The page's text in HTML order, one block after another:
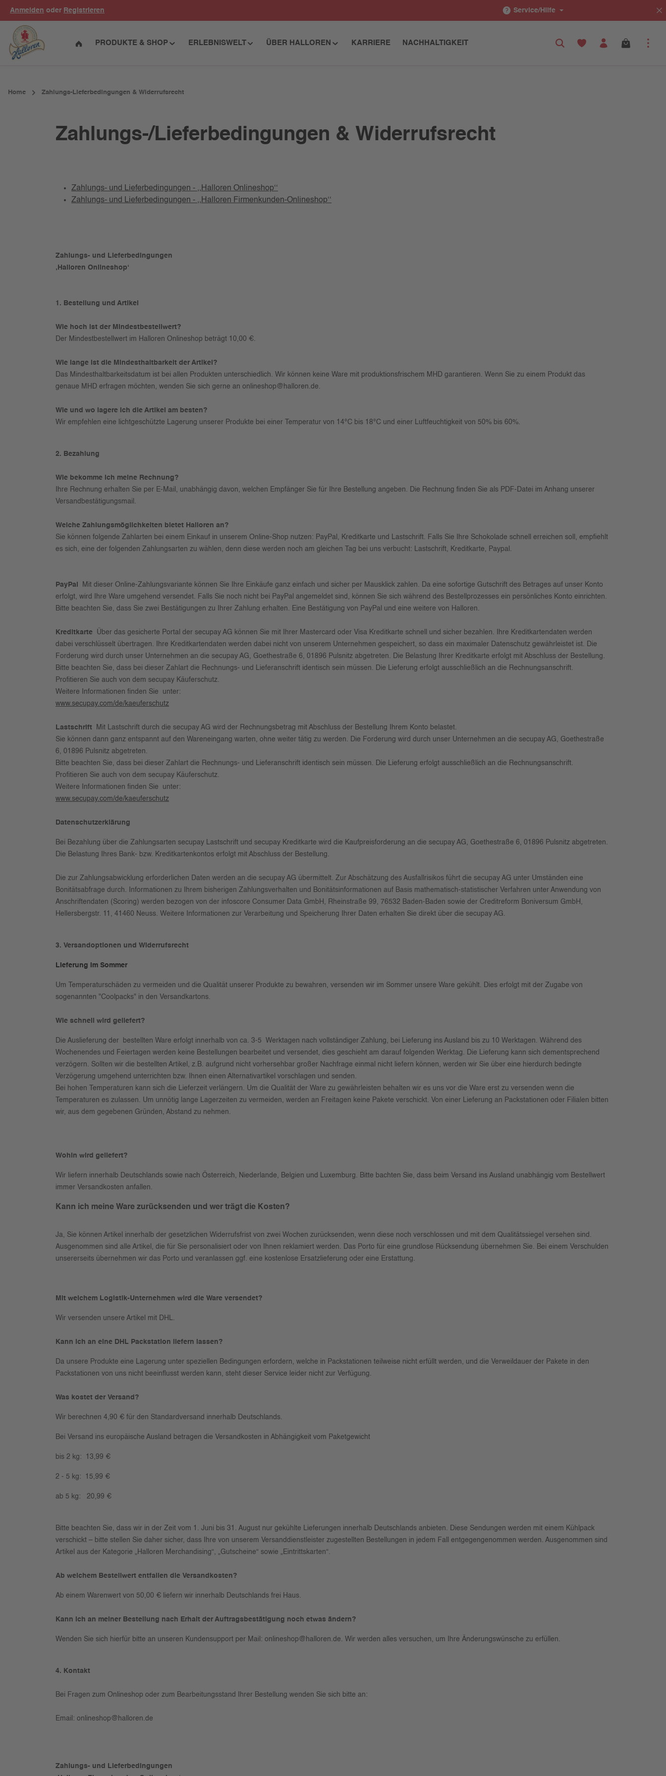
Hauptinhalt springen
Zur Hauptnavigation springen
Anmelden oder Registrieren Service/Hilfe
PRODUKTE & SHOP ERLEBNISWELT ÜBER HALLOREN KARRIERE NACHHALTIGKEIT
Home Zahlungs-Lieferbedingungen & Widerrufsrecht
Zahlungs-/Lieferbedingungen & Widerrufsrecht
Zahlungs- und Lieferbedingungen - ‚‚Halloren Onlineshop‘‘
Zahlungs- und Lieferbedingungen - ‚‚Halloren Firmenkunden-Onlineshop‘‘
Zahlungs- und Lieferbedingungen
‚Halloren Onlineshop‘
1. Bestellung und Artikel
Wie hoch ist der Mindestbestellwert?
Der Mindestbestellwert im Halloren Onlineshop beträgt 10,00 €.
Wie lange ist die Mindesthaltbarkeit der Artikel?
Das Mindesthaltbarkeitsdatum ist bei allen Produkten unterschiedlich. Wir können keine Ware mit produktionsfrischem MHD garantieren. Wenn Sie zu einem Produkt das
genaue MHD erfragen möchten, wenden Sie sich gerne an onlineshop@halloren.de.
Wie und wo lagere ich die Artikel am besten?
Wir empfehlen eine lichtgeschützte Lagerung unserer Produkte bei einer Temperatur von 14°C bis 18°C und einer Luftfeuchtigkeit von 50% bis 60%.
2. Bezahlung
Wie bekomme ich meine Rechnung?
Ihre Rechnung erhalten Sie per E-Mail, unabhängig davon, welchen Empfänger Sie für Ihre Bestellung angeben. Die Rechnung finden Sie als PDF-Datei im Anhang unserer
Versandbestätigungsmail.
Welche Zahlungsmöglichkeiten bietet Halloren an?
Sie können folgende Zahlarten bei einem Einkauf in unserem Online-Shop nutzen: PayPal, Kreditkarte und Lastschrift. Falls Sie Ihre Schokolade schnell erreichen soll, empfiehlt
es sich, eine der folgenden Zahlungsarten zu wählen, denn diese werden noch am gleichen Tag bei uns verbucht: Lastschrift, Kreditkarte, Paypal.
PayPal
Mit dieser Online-Zahlungsvariante können Sie Ihre Einkäufe ganz einfach und sicher per Mausklick zahlen. Da eine sofortige Gutschrift des Betrages auf unser Konto
erfolgt, wird Ihre Ware umgehend versendet. Falls Sie noch nicht bei PayPal angemeldet sind, können Sie sich während des Bestellprozesses ein persönliches Konto einrichten.
Bitte beachten Sie, dass Sie zwei Bestätigungen zu Ihrer Zahlung erhalten. Eine Bestätigung von PayPal und eine weitere von Halloren.
Kreditkarte Über das gesicherte Portal der secupay AG können Sie mit Ihrer Mastercard oder Visa Kreditkarte schnell und sicher bezahlen. Ihre Kreditkartendaten werden
dabei verschlüsselt übertragen. Ihre Kreditkartendaten werden dabei nicht von unserem Unternehmen gespeichert, so dass ein maximaler Datenschutz gewährleistet ist. Die
Forderung wird durch unser Unternehmen an die secupay AG, Goethestraße 6, 01896 Pulsnitz abgetreten. Die Belastung Ihrer Kreditkarte erfolgt mit Abschluss der Bestellung.
Bitte beachten Sie, dass bei dieser Zahlart die Rechnungs- und Lieferanschrift identisch sein müssen. Die Lieferung erfolgt ausschließlich an die Rechnungsanschrift.
Proﬁtieren Sie auch von dem secupay Käuferschutz.
Weitere Informationen ﬁnden Sie unter:
www.secupay.com/de/kaeuferschutz
Lastschrift
Mit Lastschrift durch die secupay AG wird der Rechnungsbetrag mit Abschluss der Bestellung Ihrem Konto belastet.
Sie können dann ganz entspannt auf den Wareneingang warten, ohne weiter tätig zu werden. Die Forderung wird durch unser Unternehmen an die secupay AG, Goethestraße
6, 01896 Pulsnitz abgetreten.
Bitte beachten Sie, dass bei dieser Zahlart die Rechnungs- und Lieferanschrift identisch sein müssen. Die Lieferung erfolgt ausschließlich an die Rechnungsanschrift.
Proﬁtieren Sie auch von dem secupay Käuferschutz.
Weitere Informationen ﬁnden Sie unter:
www.secupay.com/de/kaeuferschutz
Datenschutzerklärung
Bei Bezahlung über die Zahlungsarten secupay Lastschrift und secupay Kreditkarte wird die Kaufpreisforderung an die secupay AG, Goethestraße 6, 01896 Pulsnitz abgetreten.
Die Belastung Ihres Bank- bzw. Kreditkartenkontos erfolgt mit Abschluss der Bestellung.
Die zur Zahlungsabwicklung erforderlichen Daten werden an die secupay AG übermittelt. Zur Abschätzung des Ausfallrisikos führt die secupay AG unter Umständen eine
Bonitätsabfrage durch. Informationen zu Ihrem bisherigen Zahlungsverhalten und Bonitätsinformationen auf Basis mathematisch-statistischer Verfahren unter Anwendung von
Anschriftendaten (Scoring) werden bezogen von der infoscore Consumer Data GmbH, Rheinstraße 99, 76532 Baden-Baden sowie der Creditreform Boniversum GmbH,
Hellersbergstr. 11, 41460 Neuss. Weitere Informationen zur Verarbeitung und Speicherung Ihrer Daten erhalten Sie direkt über die secupay AG.
3. Versandoptionen und Widerrufsrecht
Lieferung im Sommer
Um Temperaturschäden zu vermeiden und die Qualität unserer Produkte zu bewahren, versenden wir im Sommer unsere Ware gekühlt. Dies erfolgt mit der Zugabe von
sogenannten "Coolpacks" in den Versandkartons.
Wie schnell wird geliefert?
Die Auslieferung der bestellten Ware erfolgt innerhalb von ca. 3-5 Werktagen nach vollständiger Zahlung, bei Lieferung ins Ausland bis zu 10 Werktagen. Während des
Wochenendes und Feiertagen werden keine Bestellungen bearbeitet und versendet, dies geschieht am darauf folgenden Werktag. Die Lieferung kann sich dementsprechend
verzögern. Sollten wir die bestellten Artikel, z.B. aufgrund nicht vorhersehbar großer Nachfrage einmal nicht liefern können, werden wir Sie über eine hierdurch bedingte
Verzögerung umgehend unterrichten bzw. Ihnen einen Alternativartikel vorschlagen und senden.
Bei hohen Temperaturen kann sich die Lieferzeit verlängern. Um die Qualität der Ware zu gewährleisten behalten wir es uns vor die Ware erst zu versenden wenn die
Temperaturen es zulassen. Um unnötig lange Lagerzeiten zu vermeiden, werden an Freitagen keine Pakete verschickt. Von einer Lieferung an Packstationen oder Filialen bitten
wir, aus dem gegebenen Gründen, Abstand zu nehmen.
Wohin wird geliefert?
Wir liefern innerhalb Deutschlands sowie nach Österreich, Niederlande, Belgien und Luxemburg. Bitte bachten Sie, dass beim Versand ins Ausland unabhängig vom Bestellwert
immer Versandkosten anfallen.
Kann ich meine Ware zurücksenden und wer trägt die Kosten?
Ja, Sie können Artikel innerhalb der gesetzlichen Widerrufsfrist von zwei Wochen zurücksenden, wenn diese noch verschlossen und mit dem Qualitätssiegel versehen sind.
Ausgenommen sind alle Artikel, die für Sie personalisiert oder von Ihnen reklamiert werden. Das Porto für eine grundlose Rücksendung übernehmen Sie. Bei einem Verschulden
unsererseits übernehmen wir das Porto und veranlassen ggf. eine kostenlose Ersatzlieferung oder eine Erstattung.
Mit welchem Logistik-Unternehmen wird die Ware versendet?
Wir versenden unsere Artikel mit DHL.
Kann ich an eine DHL Packstation liefern lassen?
Da unsere Produkte eine Lagerung unter speziellen Bedingungen erfordern, welche in Packstationen teilweise nicht erfüllt werden, und die Verweildauer der Pakete in den
Packstationen von uns nicht beeinflusst werden kann, steht dieser Service leider nicht zur Verfügung.
Was kostet der Versand?
Wir berechnen 4,90 € für den Standardversand innerhalb Deutschlands.
Bei Versand ins europäische Ausland betragen die Versandkosten in Abhängigkeit vom Paketgewicht
bis 2 kg: 13,99 €
2 - 5 kg: 15,99 €
ab 5 kg: 20,99 €
Bitte beachten Sie, dass wir in der Zeit vom 1. Juni bis 31. August nur gekühlte Lieferungen innerhalb Deutschlands anbieten. Diese Sendungen werden mit einem Kühlpack
verschickt – bitte stellen Sie daher sicher, dass Ihre von unserem Versanddienstleister zugestellten Bestellungen in jedem Fall entgegengenommen werden. Ausgenommen sind
Artikel aus der Kategorie „Halloren Merchandising“, „Gutscheine“ sowie „Eintrittskarten“.
Ab welchem Bestellwert entfallen die Versandkosten?
Ab einem Warenwert von 50,00 € liefern wir innerhalb Deutschlands frei Haus.
Kann ich an meiner Bestellung nach Erhalt der Auftragsbestätigung noch etwas ändern?
Wenden Sie sich hierfür bitte an unseren Kundensupport per Mail: onlineshop@halloren.de. Wir werden alles versuchen, um Ihre Änderungswünsche zu erfüllen.
4. Kontakt
Bei Fragen zum Onlineshop oder zum Bearbeitungsstand Ihrer Bestellung wenden Sie sich bitte an:
Email: onlineshop@halloren.de
Zahlungs- und Lieferbedingungen